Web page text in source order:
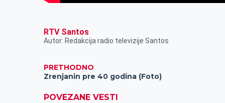
RTV Santos
Autor: Redakcija radio televizije Santos
PRETHODNO
Zrenjanin pre 40 godina (Foto)
POVEZANE VESTI